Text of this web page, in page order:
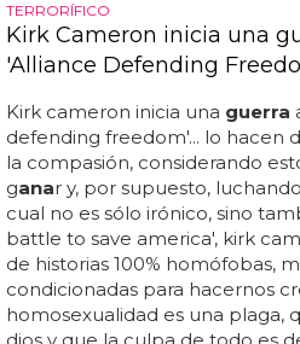
TERRORÍFICO
Kirk Cameron inicia una
'Alliance Defending
Kirk cameron inicia una guerra
defending freedom'... lo hacen
la compasión, considerando
ganar y, por supuesto,
cual no es sólo irónico, sino
battle to save america', kirk
de historias 100% homófobas,
condicionadas para hacernos
homosexualidad es una plaga,